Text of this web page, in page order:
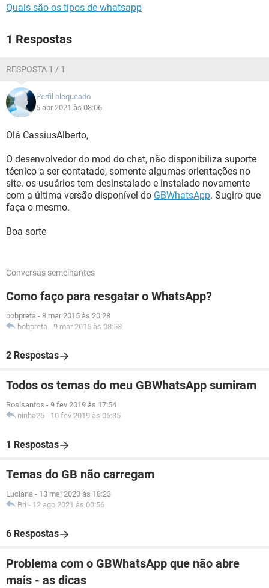
Quais são os tipos de whatsapp
1 Respostas
RESPOSTA 1 / 1
Perfil bloqueado
5 abr 2021 às 08:06
Olá CassiusAlberto,
O desenvolvedor do mod do chat, não disponibiliza suporte
técnico a ser contatado, somente algumas orientações no
site. os usuários tem desinstalado e instalado novamente
com a última versão disponível do GBWhatsApp. Sugiro que
faça o mesmo.
Boa sorte
Conversas semelhantes
Como faço para resgatar o WhatsApp?
bobpreta - 8 mar 2015 às 20:28
bobpreta - 9 mar 2015 às 08:53
2 Respostas
Todos os temas do meu GBWhatsApp sumiram
Rosisantos - 9 fev 2019 às 17:54
ninha25 - 10 fev 2019 às 06:35
1 Respostas
Temas do GB não carregam
Luciana - 13 mai 2020 às 18:23
Bri - 12 ago 2021 às 00:56
6 Respostas
Problema com o GBWhatsApp que não abre
mais - as dicas